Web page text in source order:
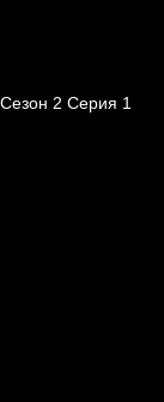
Сезон 2 Серия 1